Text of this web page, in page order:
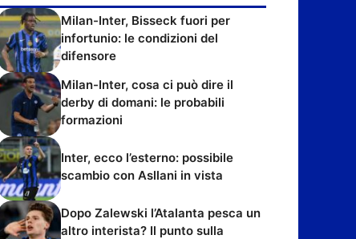
Milan-Inter, Bisseck fuori per
infortunio: le condizioni del
difensore
Milan-Inter, cosa ci può dire il
derby di domani: le probabili
formazioni
Inter, ecco l’esterno: possibile
scambio con Asllani in vista
Dopo Zalewski l’Atalanta pesca un
altro interista? Il punto sulla